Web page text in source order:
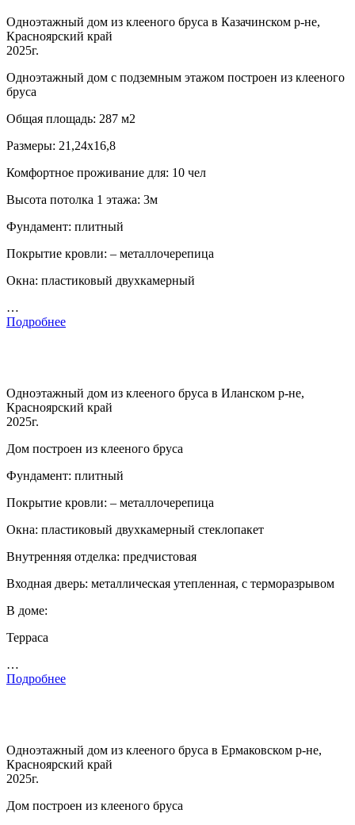
Одноэтажный дом из клееного бруса в Казачинском р-не,
Красноярский край
2025г.
Одноэтажный дом с подземным этажом построен из клееного
бруса
Общая площадь: 287 м2
Размеры: 21,24х16,8
Комфортное проживание для: 10 чел
Высота потолка 1 этажа: 3м
Фундамент: плитный
Покрытие кровли: – металлочерепица
Окна: пластиковый двухкамерный
…
Подробнее
Одноэтажный дом из клееного бруса в Иланском р-не,
Красноярский край
2025г.
Дом построен из клееного бруса
Фундамент: плитный
Покрытие кровли: – металлочерепица
Окна: пластиковый двухкамерный стеклопакет
Внутренняя отделка: предчистовая
Входная дверь: металлическая утепленная, с терморазрывом
В доме:
Терраса
…
Подробнее
Одноэтажный дом из клееного бруса в Ермаковском р-не,
Красноярский край
2025г.
Дом построен из клееного бруса